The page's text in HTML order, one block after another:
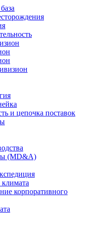
и цепочка поставок
(MD&A)
корпоративного